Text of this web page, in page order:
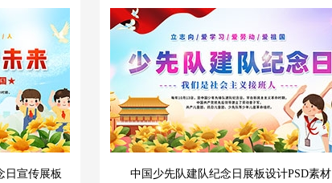
日宣传展板 中国少先队建队纪念日展板设计PSD素材